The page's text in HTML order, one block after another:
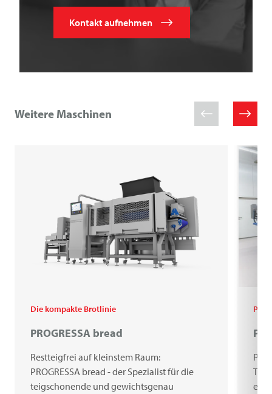
Kontakt aufnehmen
Weitere Maschinen
Die kompakte Brotlinie
PROGRESSA bread
Restteigfrei auf kleinstem Raum:
PROGRESSA bread - der Spezialist für die
teigschonende und gewichtsgenau